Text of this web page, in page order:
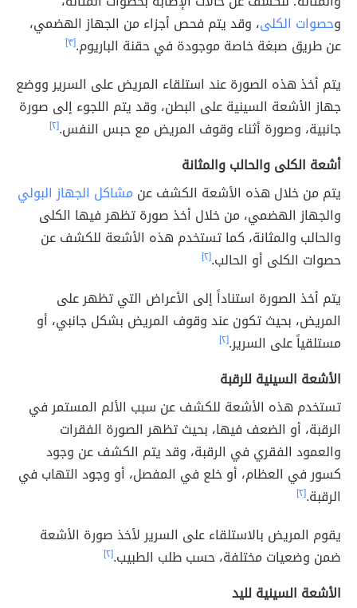
وحصوات الكلى، وقد يتم فحص أجزاء من الجهاز الهضمي،
عن طريق صبغة خاصة موجودة في حقنة الباريوم.[٣]
يتم أخذ هذه الصورة عند استلقاء المريض على السرير ووضع
جهاز الأشعة السينية على البطن، وقد يتم اللجوء إلى صورة
جانبية، وصورة أثناء وقوف المريض مع حبس النفس.[٢]
أشعة الكلى والحالب والمثانة
يتم من خلال هذه الأشعة الكشف عن مشاكل الجهاز البولي
والجهاز الهضمي، من خلال أخذ صورة تظهر فيها الكلى
والحالب والمثانة، كما تستخدم هذه الأشعة للكشف عن
حصوات الكلى أو الحالب.[٢]
يتم أخذ الصورة استناداً إلى الأعراض التي تظهر على
المريض، بحيث تكون عند وقوف المريض بشكل جانبي، أو
مستلقياً على السرير.[٢]
الأشعة السينية للرقبة
تستخدم هذه الأشعة للكشف عن سبب الألم المستمر في
الرقبة، أو الضعف فيها، بحيث تظهر الصورة الفقرات
والعمود الفقري في الرقبة، وقد يتم الكشف عن وجود
كسور في العظام، أو خلع في المفصل، أو وجود التهاب في
الرقبة.[٢]
يقوم المريض بالاستلقاء على السرير لأخذ صورة الأشعة
ضمن وضعيات مختلفة، حسب طلب الطبيب.[٢]
الأشعة السينية لليد